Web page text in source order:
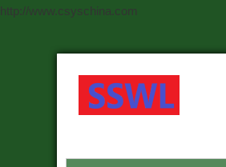
http://www.csyschina.com